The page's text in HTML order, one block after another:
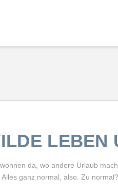
LEBEN
da, wo andere Urlaub
ganz normal, also. Zu